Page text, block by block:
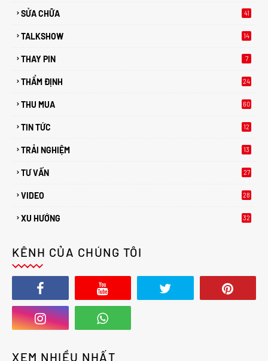
SỬA CHỮA 41
TALKSHOW 14
THAY PIN 7
THẨM ĐỊNH 24
THU MUA 60
TIN TỨC 12
TRẢI NGHIỆM 13
TƯ VẤN
27
VIDEO 28
XU HƯỚNG
32
KÊNH CỦA CHÚNG TÔI
XEM NHIỀU NHẤT